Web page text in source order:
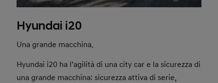
Hyundai i20
Una grande macchina.
Hyundai i20 ha l’agilità di una city car e la sicurezza di
una grande macchina: sicurezza attiva di serie,